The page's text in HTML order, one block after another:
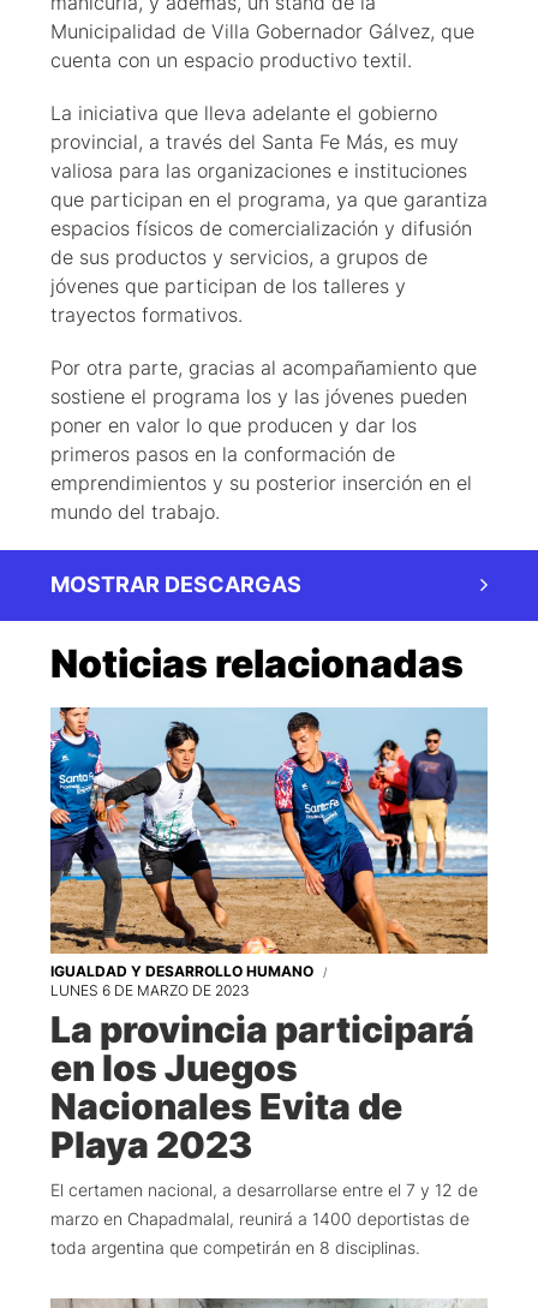
Municipalidad de Villa Gobernador Gálvez, que
cuenta con un espacio productivo textil.
La iniciativa que lleva adelante el gobierno
provincial, a través del Santa Fe Más, es muy
valiosa para las organizaciones e instituciones
que participan en el programa, ya que garantiza
espacios físicos de comercialización y difusión
de sus productos y servicios, a grupos de
jóvenes que participan de los talleres y
trayectos formativos.
Por otra parte, gracias al acompañamiento que
sostiene el programa los y las jóvenes pueden
poner en valor lo que producen y dar los
primeros pasos en la conformación de
emprendimientos y su posterior inserción en el
mundo del trabajo.
MOSTRAR DESCARGAS
Noticias relacionadas
IGUALDAD Y DESARROLLO HUMANO
LUNES 6 DE MARZO DE 2023
La provincia participará
en los Juegos
Nacionales Evita de
Playa 2023
El certamen nacional, a desarrollarse entre el 7 y 12 de
marzo en Chapadmalal, reunirá a 1400 deportistas de
toda argentina que competirán en 8 disciplinas.